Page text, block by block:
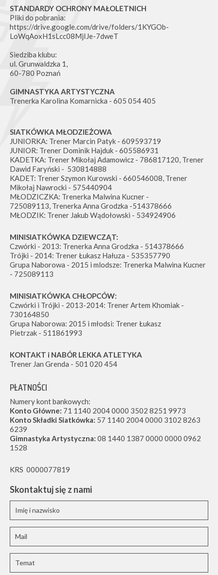
STANDARDY OCHRONY MAŁOLETNICH
Pliki do pobrania:
https://drive.google.com/drive/folders/1KYGOb-
LoWqAoxH1sLcc08MjIJe-7dweT
Siedziba klubu:
ul. Grunwaldzka 1,
60-780 Poznań
GIMNASTYKA ARTYSTYCZNA
Trenerka Karolina Komarnicka - 605 054 405
SIATKÓWKA MŁODZIEŻOWA
JUNIORKA: Trener Marcin Patyk - 609593719
JUNIOR: Trener Dominik Hajduk - 605586931
KADETKA: Trener Mikołaj Adamowicz - 786817120, Trener
Dawid Faryński - 530814888
KADET: Trener Szymon Kurowski - 660546008, Trener
Mikołaj Nawrocki - 575440904
MŁODZICZKA: Trenerka Malwina Kucner -
725089113, Trenerka Anna Grodzka -514378666
MŁODZIK: Trener Jakub Wądołowski - 534924906
MINISIATKÓWKA DZIEWCZĄT:
Czwórki - 2013: Trenerka Anna Grodzka - 514378666
Trójki - 2014: Trener Łukasz Hałuza - 535357790
Grupa Naborowa - 2015 i mlodsze: Trenerka Malwina Kucner
- 725089113
MINISIATKÓWKA CHŁOPCÓW:
Czwórki i Trójki - 2013-2014: Trener Artem Khomiak -
730164850
Grupa Naborowa: 2015 i młodsi: Trener Łukasz
Pietrzak - 511861993
KONTAKT i NABÓR LEKKA ATLETYKA
Trener Jan Grenda - 501 020 454
PŁATNOŚCI
Numery kont bankowych:
Konto Główne: 71 1140 2004 0000 3502 8251 9973
Konto Składki Siatkówka: 57 1140 2004 0000 3102 8263
6239
Gimnastyka Artystyczna: 08 1440 1387 0000 0000 0962
1528
KRS 0000077819
Skontaktuj się z nami